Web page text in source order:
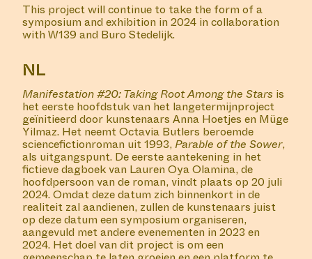
This project will continue to take the form of a
symposium and exhibition in 2024 in collaboration
with W139 and Buro Stedelijk.
NL
Manifestation #20: Taking Root Among the Stars is
het eerste hoofdstuk van het langetermijnproject
geïnitieerd door kunstenaars Anna Hoetjes en Müge
Yilmaz. Het neemt Octavia Butlers beroemde
sciencefictionroman uit 1993, Parable of the Sower,
als uitgangspunt. De eerste aantekening in het
fictieve dagboek van Lauren Oya Olamina, de
hoofdpersoon van de roman, vindt plaats op 20 juli
2024. Omdat deze datum zich binnenkort in de
realiteit zal aandienen, zullen de kunstenaars juist
op deze datum een symposium organiseren,
aangevuld met andere evenementen in 2023 en
2024. Het doel van dit project is om een